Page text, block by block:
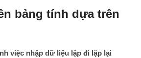
bảng tính dựa trên
việc nhập dữ liệu lặp đi lặp lại